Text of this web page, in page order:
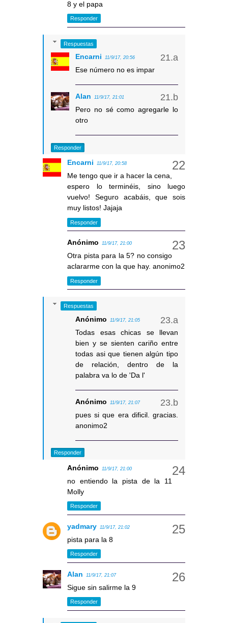
8 y el papa
Responder
Respuestas
Encarni 11/9/17, 20:56
Ese número no es impar
Alan 11/9/17, 21:01
Pero no sé como agregarle lo
otro
Responder
Encarni 11/9/17, 20:58
Me tengo que ir a hacer la cena,
espero lo terminéis, sino luego
vuelvo! Seguro acabáis, que sois
muy listos! Jajaja
Responder
Anónimo 11/9/17, 21:00
Otra pista para la 5? no consigo
aclararme con la que hay. anonimo2
Responder
Respuestas
Anónimo 11/9/17, 21:05
Todas esas chicas se llevan
bien y se sienten cariño entre
todas asi que tienen algún tipo
de relación, dentro de la
palabra va lo de 'Da l'
Anónimo 11/9/17, 21:07
pues si que era dificil. gracias.
anonimo2
Responder
Anónimo 11/9/17, 21:00
no entiendo la pista de la 11
Molly
Responder
yadmary 11/9/17, 21:02
pista para la 8
Responder
Alan 11/9/17, 21:07
Sigue sin salirme la 9
Responder